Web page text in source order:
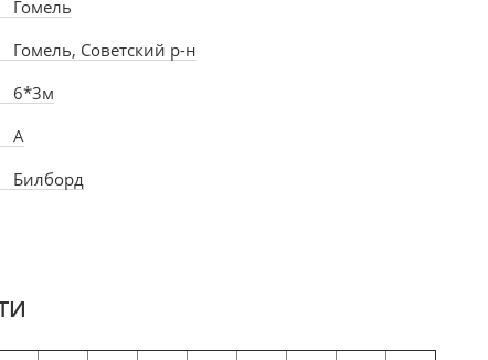
Гомель
Гомель, Советский р-н
6*3м
А
Билборд